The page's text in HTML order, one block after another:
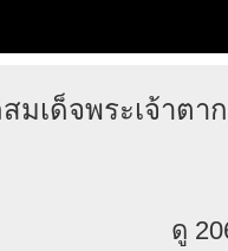
เด็จพระเจ้าตา
ดู